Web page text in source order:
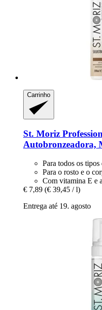
Carrinho
St. Moriz
Autobronzeadora,
Para todos os tipos
Para o rosto e o
Com vitamina E e
€ 7,89 (€ 39,45 / l)
Entrega até 19. agosto